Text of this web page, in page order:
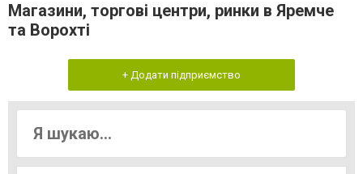
Магазини, торгові центри, ринки в Яремче
та Ворохті
+ Додати підприємство